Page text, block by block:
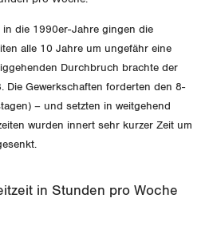
in die 1990er-Jahre gingen die
alle 10 Jahre um ungefähr eine
Durchbruch brachte der
Die Gewerkschaften forderten den 8-
– und setzten in weitgehend
wurden innert sehr kurzer Zeit um
in Stunden pro Woche